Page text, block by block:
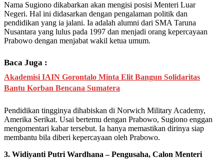
Nama Sugiono dikabarkan akan mengisi posisi Menteri Luar
Negeri. Hal ini didasarkan dengan pengalaman politik dan
pendidikan yang ia jalani. Ia adalah alumni dari SMA Taruna
Nusantara yang lulus pada 1997 dan menjadi orang kepercayaan
Prabowo dengan menjabat wakil ketua umum.
Baca Juga :
Akademisi IAIN Gorontalo Minta Elit Bangun Solidaritas
Bantu Korban Bencana Sumatera
Pendidikan tingginya dihabiskan di Norwich Military Academy,
Amerika Serikat. Usai bertemu dengan Prabowo, Sugiono enggan
mengomentari kabar tersebut. Ia hanya memastikan dirinya siap
membantu bila diberi kepercayaan oleh Prabowo.
3. Widiyanti Putri Wardhana – Pengusaha, Calon Menteri